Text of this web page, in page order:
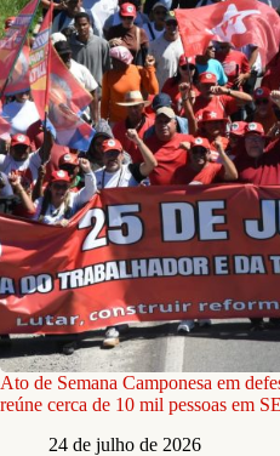
Ato de Semana Camponesa em
reúne cerca de 10 mil pessoas em SE
24 de julho de 2026